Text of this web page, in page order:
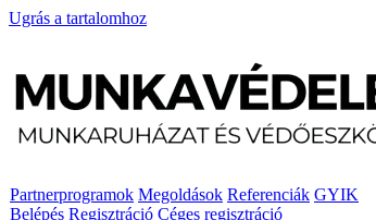
Ugrás a tartalomhoz
Partnerprogramok Megoldások Referenciák GYIK
Belépés Regisztráció Céges regisztráció